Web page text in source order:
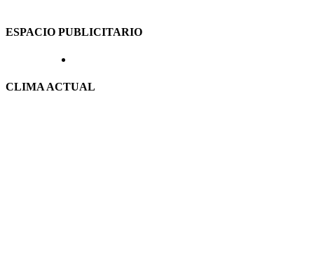
ESPACIO PUBLICITARIO
CLIMA ACTUAL